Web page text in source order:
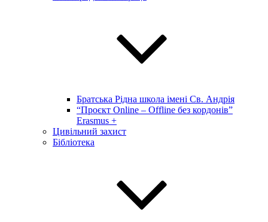
Братська Рідна школа імені Св. Андрія
“Проєкт Online – Offline без кордонів”
Erasmus +
Цивільний захист
Бібліотека